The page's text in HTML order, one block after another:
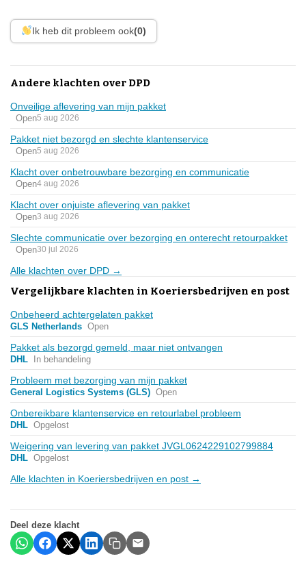
Ik heb dit probleem ook(0)
Andere klachten over DPD
Onveilige aflevering van mijn pakket
Open5 aug 2026
Pakket niet bezorgd en slechte klantenservice
Open5 aug 2026
Klacht over onbetrouwbare bezorging en communicatie
Open4 aug 2026
Klacht over onjuiste aflevering van pakket
Open3 aug 2026
Slechte communicatie over bezorging en onterecht retourpakket
Open30 jul 2026
Alle klachten over DPD →
Vergelijkbare klachten in Koeriersbedrijven en post
Onbeheerd achtergelaten pakket
GLS Netherlands Open
Pakket als bezorgd gemeld, maar niet ontvangen
DHL In behandeling
Probleem met bezorging van mijn pakket
General Logistics Systems (GLS) Open
Onbereikbare klantenservice en retourlabel probleem
DHL Opgelost
Weigering van levering van pakket JVGL0624229102799884
DHL Opgelost
Alle klachten in Koeriersbedrijven en post →
Deel deze klacht